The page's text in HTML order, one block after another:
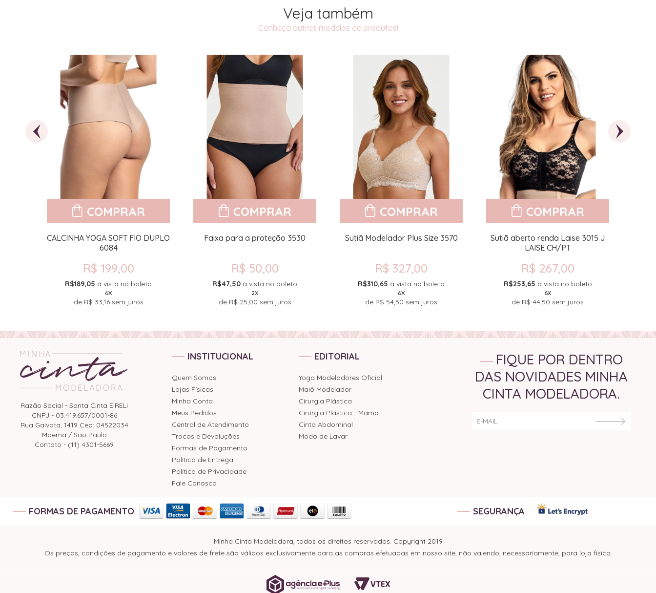
Veja também
Conheça outros modelos de produtos!
COMPRAR
CALCINHA YOGA SOFT FIO DUPLO
6084
R$ 199,00
R$189,05 à vista no boleto
6X
de R$ 33,16sem juros
COMPRAR
Faixa para a proteção 3530
R$ 50,00
R$47,50 à vista no boleto
2X
de R$ 25,00 sem juros
COMPRAR
Sutiã Modelador Plus Size 3570
R$ 327,00
R$310,65 à vista no boleto
6X
de R$ 54,50 sem juros
COMPRAR
Sutiã aberto renda Laise 3015 J
LAISE CH/PT
R$ 267,00
R$253,65 à vista no boleto
6X
de R$ 44,50 sem juros
Razão Social - Santa Cinta EIRELI
CNPJ - 03.419.657/0001-86
Rua Gaivota, 1419 Cep: 04522034
Moema / São Paulo
Contato - (11) 4301-5669
INSTITUCIONAL
Quem Somos
Lojas Físicas
Minha Conta
Meus Pedidos
Central de Atendimento
Trocas e Devoluções
Formas de Pagamento
Política de Entrega
Política de Privacidade
Fale Conosco
EDITORIAL
Yoga Modeladores Oficial
Maiô Modelador
Cirurgia Plástica
Cirurgia Plástica - Mama
Cinta Abdominal
Modo de Lavar
FIQUE POR DENTRO
DAS NOVIDADES MINHA
CINTA MODELADORA.
FORMAS DE PAGAMENTO SEGURANÇA
Minha Cinta Modeladora, todos os direitos reservados. Copyright 2019
Os preços, condições de pagamento e valores de frete são válidos exclusivamente para as compras efetuadas em nosso site, não valendo, necessariamente, para loja física.